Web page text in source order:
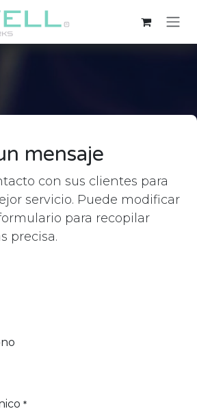
mensaje
con sus clientes para
servicio. Puede modificar
para recopilar
precisa.
*